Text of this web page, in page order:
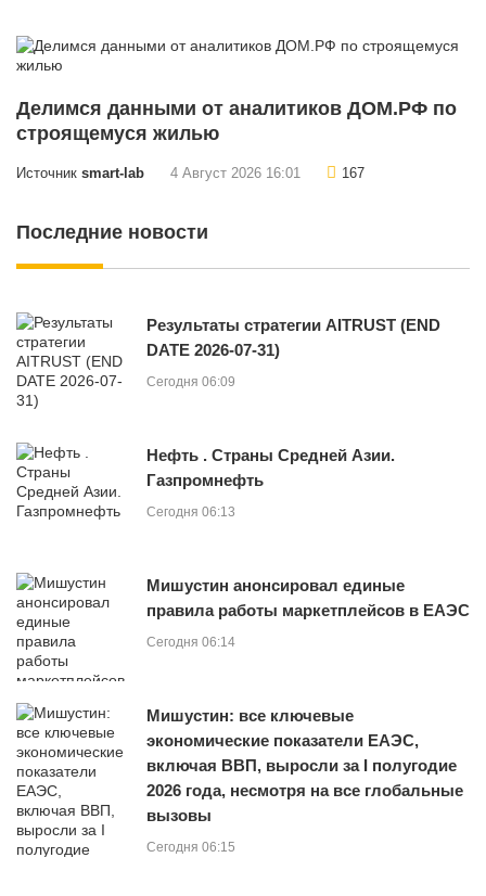
Делимся данными от аналитиков ДОМ.PФ по
строящемуся жилью
Источник smart-lab 4 Август 2026 16:01 167
Последние новости
Результаты стратегии AITRUST (END
DATE 2026-07-31)
Сегодня 06:09
Нефть . Страны Средней Азии.
Газпромнефть
Сегодня 06:13
Мишустин анонсировал единые
правила работы маркетплейсов в ЕАЭС
Сегодня 06:14
Мишустин: все ключевые
экономические показатели ЕАЭС,
включая ВВП, выросли за I полугодие
2026 года, несмотря на все глобальные
вызовы
Сегодня 06:15